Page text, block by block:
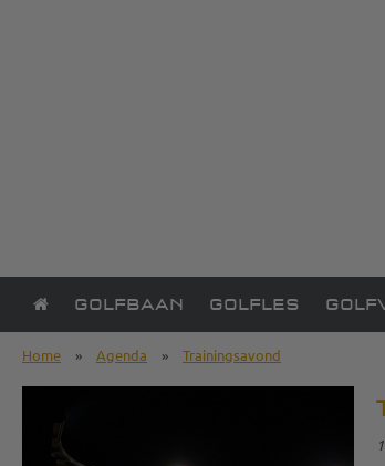
GOLFBAAN GOLFLES
Home » Agenda » Trainingsavond